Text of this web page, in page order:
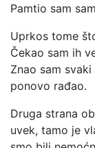
Pamtio sam
Uprkos tome
Čekao sam ih
Znao sam
ponovo rađao.
Druga strana
uvek, tamo je